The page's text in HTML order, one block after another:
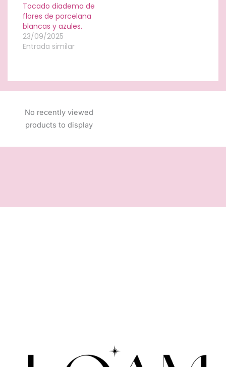
Tocado diadema de
flores de porcelana
blancas y azules.
23/09/2025
Entrada similar
No recently viewed
products to display